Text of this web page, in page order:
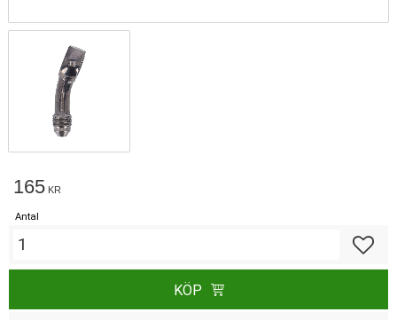
165 KR
Antal
KÖP